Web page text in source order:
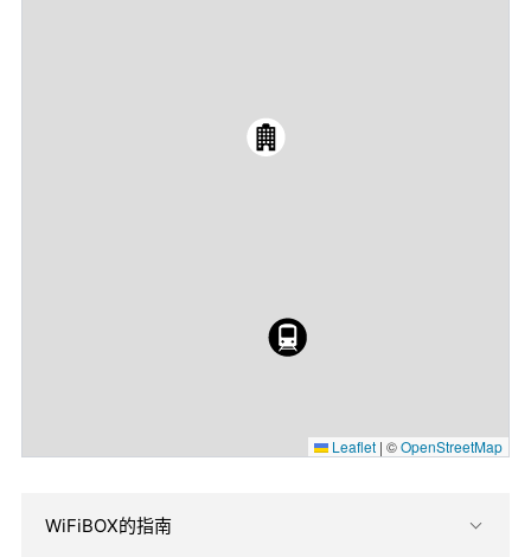
Leaflet | ©OpenStreetMap
WiFiBOX的指南